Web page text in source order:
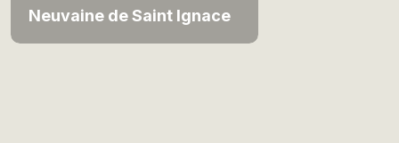
Neuvaine de Saint Ignace